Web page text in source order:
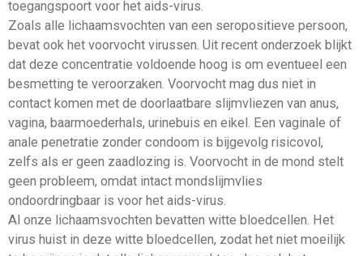
toegangspoort voor het aids-virus.
Zoals alle lichaamsvochten van een seropositieve persoon,
bevat ook het voorvocht virussen. Uit recent onderzoek blijkt
dat deze concentratie voldoende hoog is om eventueel een
besmetting te veroorzaken. Voorvocht mag dus niet in
contact komen met de doorlaatbare slijmvliezen van anus,
vagina, baarmoederhals, urinebuis en eikel. Een vaginale of
anale penetratie zonder condoom is bijgevolg risicovol,
zelfs als er geen zaadlozing is. Voorvocht in de mond stelt
geen probleem, omdat intact mondslijmvlies
ondoordringbaar is voor het aids-virus.
Al onze lichaamsvochten bevatten witte bloedcellen. Het
virus huist in deze witte bloedcellen, zodat het niet moeilijk